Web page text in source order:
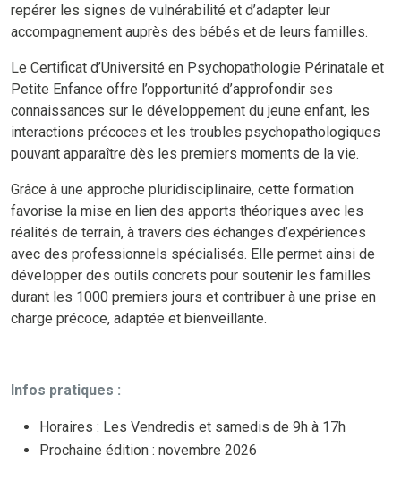
repérer les signes de vulnérabilité et d’adapter leur
accompagnement auprès des bébés et de leurs familles.
Le Certificat d’Université en Psychopathologie Périnatale et
Petite Enfance offre l’opportunité d’approfondir ses
connaissances sur le développement du jeune enfant, les
interactions précoces et les troubles psychopathologiques
pouvant apparaître dès les premiers moments de la vie.
Grâce à une approche pluridisciplinaire, cette formation
favorise la mise en lien des apports théoriques avec les
réalités de terrain, à travers des échanges d’expériences
avec des professionnels spécialisés. Elle permet ainsi de
développer des outils concrets pour soutenir les familles
durant les 1000 premiers jours et contribuer à une prise en
charge précoce, adaptée et bienveillante.
Infos pratiques :
Horaires : Les Vendredis et samedis de 9h à 17h
Prochaine édition : novembre 2026